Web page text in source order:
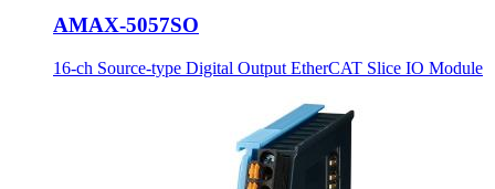
AMAX-5057SO
16-ch Source-type Digital Output EtherCAT Slice IO Module